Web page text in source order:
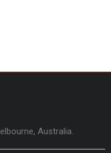
Australia.